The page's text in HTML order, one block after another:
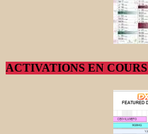
ACTIVATIONS EN COURS